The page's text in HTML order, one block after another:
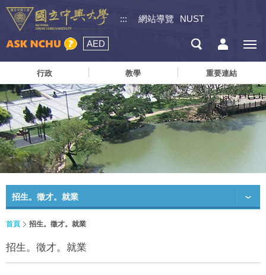
::: 網站導覽 NUST
AED
行政 教學 重要連結
招生。徵才。就業
首頁 招生。徵才。就業
招生。徵才。就業